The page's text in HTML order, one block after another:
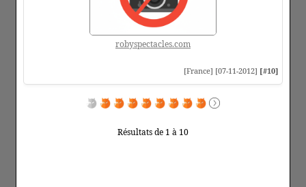
robyspectacles.com
[France] [07-11-2012] [#10]
Résultats de 1 à 10